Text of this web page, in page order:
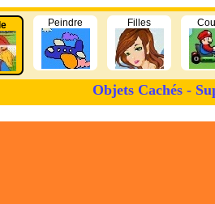
Peindre Filles
Objets Cachés -